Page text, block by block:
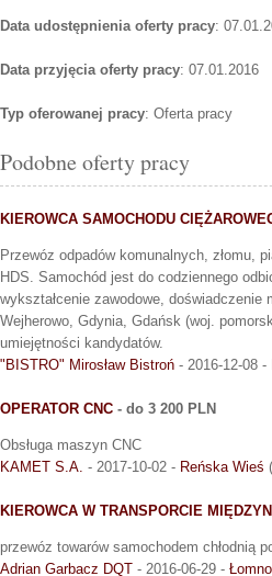
Data udostępnienia oferty pracy:
Data przyjęcia oferty pracy: 07.01.2016
Typ oferowanej pracy: Oferta pracy
Podobne oferty pracy
KIEROWCA SAMOCHODU
Przewóz odpadów komunalnych, złomu,
HDS. Samochód jest do codziennego
wykształcenie zawodowe,
Wejherowo, Gdynia, Gdańsk (woj.
umiejętności kandydatów.
"BISTRO" Mirosław Bistroń - 2016-12-08 -
OPERATOR CNC - do 3 200 PLN
Obsługa maszyn CNC
KAMET S.A. - 2017-10-02 - Reńska Wieś (
KIEROWCA W TRANSPORCIE
przewóz towarów samochodem chłodnią
Adrian Garbacz DQT - 2016-06-29 - Łomno